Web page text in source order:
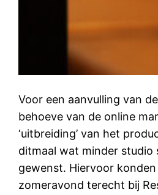
Voor een aanvulling van
behoeve van de online
‘uitbreiding’ van het
ditmaal wat minder studio
gewenst. Hiervoor
zomeravond terecht bij